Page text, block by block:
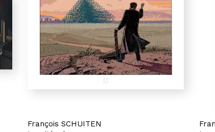
François SCHUITEN